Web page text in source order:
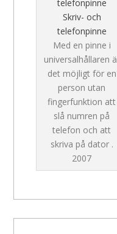
Skriv- och
telefonpinne
Med en pinne i
universalhållaren
det möjligt för en
person utan
fingerfunktion att
slå numren på
telefon och att
skriva på dator .
2007